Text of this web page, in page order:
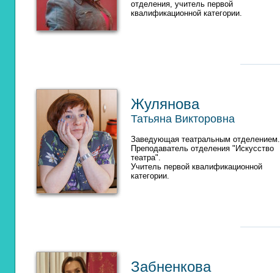
отделения, учитель первой
квалификационной категории.
Жулянова
Татьяна Викторовна
Заведующая театральным отделением.
Преподаватель отделения "Искусство
театра".
Учитель первой квалификационной
категории.
Забненкова